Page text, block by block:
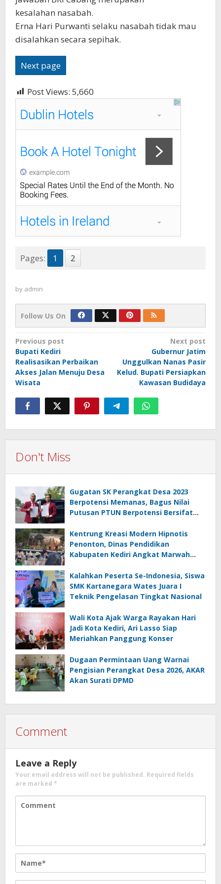
kesalahan nasabah.
Erna Hari Purwanti selaku nasabah tidak mau
disalahkan secara sepihak.
Next page
Post Views: 5,660
Pages: 1 2
by admin
Follow Us On
Post
navigation
Previous post
Bupati Kediri
Realisasikan Perbaikan
Akses Jalan Menuju Desa
Wisata
Next post
Gubernur Jatim
Unggulkan Nanas Pasir
Kelud. Bupati Persiapkan
Kawasan Budidaya
Don't Miss
Gugatan SK Perangkat Desa 2023
Berpotensi Memanas, Bagus Nilai
Putusan PTUN Berpotensi Bersifat
Kentrung Kreasi Modern Hipnotis
Penonton, Dinas Pendidikan
Kabupaten Kediri Angkat Marwah
Kalahkan Peserta Se-Indonesia, Siswa
SMK Kartanegara Wates Juara I
Teknik Pengelasan Tingkat Nasional
Wali Kota Ajak Warga Rayakan Hari
Jadi Kota Kediri, Ari Lasso Siap
Meriahkan Panggung Konser
Dugaan Permintaan Uang Warnai
Pengisian Perangkat Desa 2026, AKAR
Akan Surati DPMD
Comment
Leave a Reply
Your email address will not be published. Required fields
are marked *